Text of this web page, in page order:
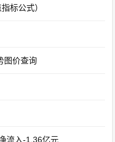
标公式）
图价查询
流入-1.36亿元